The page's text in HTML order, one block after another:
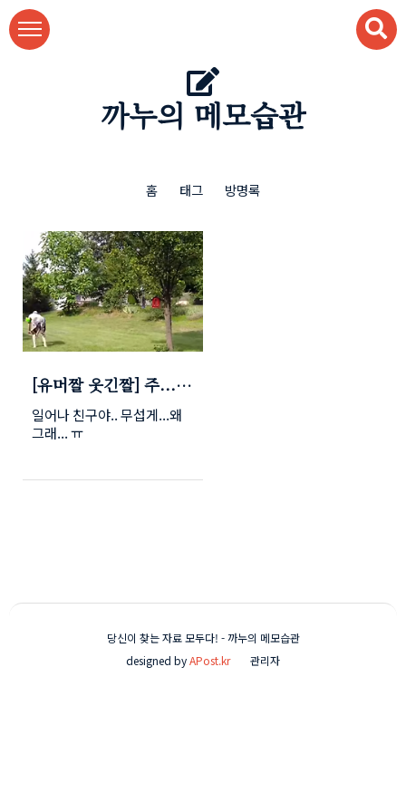
본문 바로가기
까누의 메모습관
홈 태그 방명록
[유머짤 웃긴짤] 주...죽
은건 아니지?? ㅋㅋㅋ
일어나 친구야.. 무섭게...왜
그래... ㅠ
당신이 찾는 자료 모두다! - 까누의 메모습관
designed byAPost.kr 관리자